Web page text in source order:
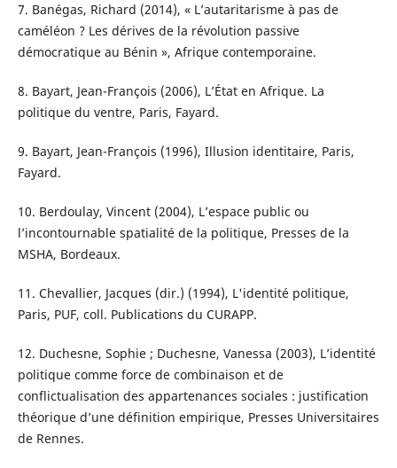
7. Banégas, Richard (2014), « L’autaritarisme à pas de
caméléon ? Les dérives de la révolution passive
démocratique au Bénin », Afrique contemporaine.
8. Bayart, Jean-François (2006), L’État en Afrique. La
politique du ventre, Paris, Fayard.
9. Bayart, Jean-François (1996), Illusion identitaire, Paris,
Fayard.
10. Berdoulay, Vincent (2004), L’espace public ou
l’incontournable spatialité de la politique, Presses de la
MSHA, Bordeaux.
11. Chevallier, Jacques (dir.) (1994), L'identité politique,
Paris, PUF, coll. Publications du CURAPP.
12. Duchesne, Sophie ; Duchesne, Vanessa (2003), L’identité
politique comme force de combinaison et de
conflictualisation des appartenances sociales : justification
théorique d’une définition empirique, Presses Universitaires
de Rennes.